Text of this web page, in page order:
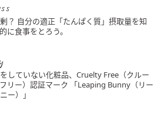
？ 自分の適正「たんぱく質」摂取量を知
に食事をとろう。
していない化粧品、Cruelty Free（クルー
リー）認証マーク 「Leaping Bunny（リー
ー）」